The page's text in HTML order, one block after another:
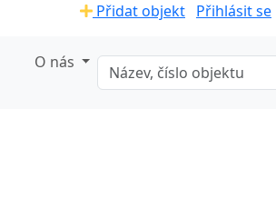
Přidat objekt Přihlásit se
O nás